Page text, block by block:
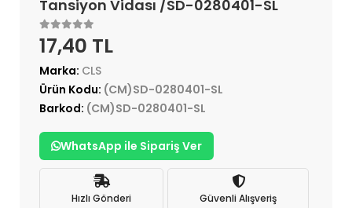
Tansiyon Vidası /SD-0280401-SL
17,40 TL
Marka: CLS
Ürün Kodu: (CM)SD-0280401-SL
Barkod: (CM)SD-0280401-SL
WhatsApp ile Sipariş Ver
Hızlı Gönderi Güvenli Alışveriş